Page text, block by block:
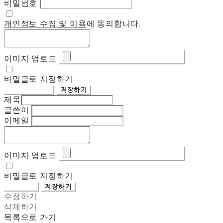
비밀번호
개인정보 수집 및 이용에 동의합니다.
이미지 업로드
비밀글로 지정하기
저장하기
제목
글쓴이
이메일
이미지 업로드
비밀글로 지정하기
저장하기
수정하기
삭제하기
목록으로 가기